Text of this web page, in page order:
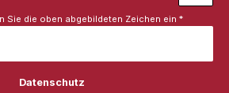
Sie die oben abgebildeten Zeichen ein *
Datenschutz